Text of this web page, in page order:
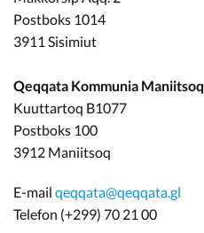
Postboks 1014
3911 Sisimiut
Qeqqata Kommunia Maniitsoq
Kuuttartoq B1077
Postboks 100
3912 Maniitsoq
E-mail qeqqata@qeqqata.gl
Telefon (+299) 70 21 00